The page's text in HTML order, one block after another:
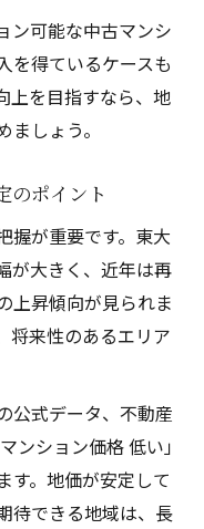
ン可能な中古マンシ
を得ているケースも
上を目指すなら、地
しょう。
のポイント
握が重要です。東大
が大きく、近年は再
上昇傾向が見られま
将来性のあるエリア
公式データ、不動産
ンション価格 低い」
す。地価が安定して
待できる地域は、長